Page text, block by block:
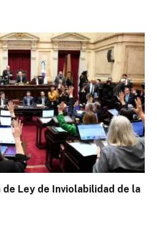
de Ley de Inviolabilidad de la